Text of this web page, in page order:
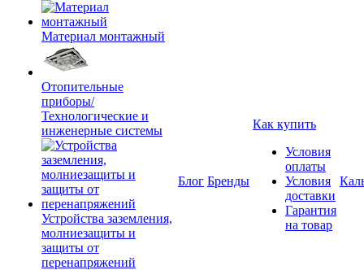
Материал монтажный
Отопительные
приборы/
Технологические и
инженерные системы
Устройства заземления,
молниезащиты и
защиты от
перенапряжений
Блог Бренды
Как купить
Условия
оплаты
Условия
доставки
Гарантия
на товар